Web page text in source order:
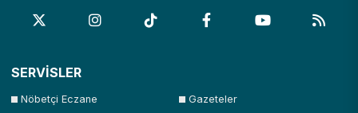
SERVİSLER
Nöbetçi Eczane Gazeteler